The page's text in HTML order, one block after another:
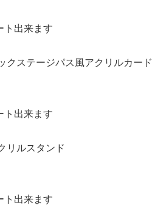
ト出来ます
クステージパス風アクリルカード
ト出来ます
リルスタンド
ト出来ます